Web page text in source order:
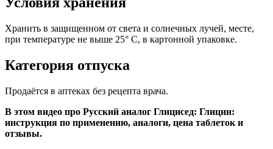
Хранить в защищенном от света и солнечных лучей, месте,
при температуре не выше 25° C, в картонной упаковке.
Категория отпуска
Продаётся в аптеках без рецепта врача.
В этом видео про Русский аналог Глицисед: Глицин:
инструкция по применению, аналоги, цена таблеток и
отзывы.